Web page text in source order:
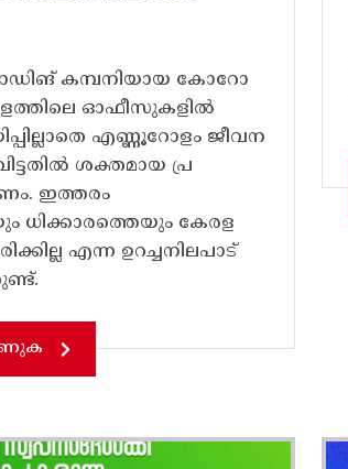
കമ്പനിയായ കോറോ
ഓഫീസുകളിൽ
എണ്ണൂറോളം ജീവന
ശക്തമായ പ്ര
ഇത്തരം
ധിക്കാരത്തെയും കേരള
എന്ന ഉറച്ചനിലപാട്